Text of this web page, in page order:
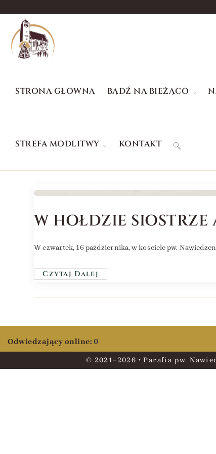
STRONA GŁOWNA BĄDŹ NA BIEŻĄCO
STREFA MODLITWY KONTAKT
W HOŁDZIE
W czwartek, 16 października, w kościele pw.
Czytaj Dalej
Odwiedzający online: 0
© 2021–2026 • Parafia pw.